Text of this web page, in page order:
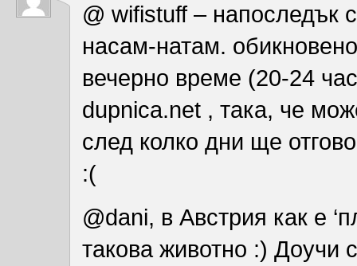
@ wifistuff – напоследък
насам-натам.
вечерно време (20-24
dupnica.net , така, че
след колко дни ще
:(
@dani, в Австрия как е
такова животно :) Доучи